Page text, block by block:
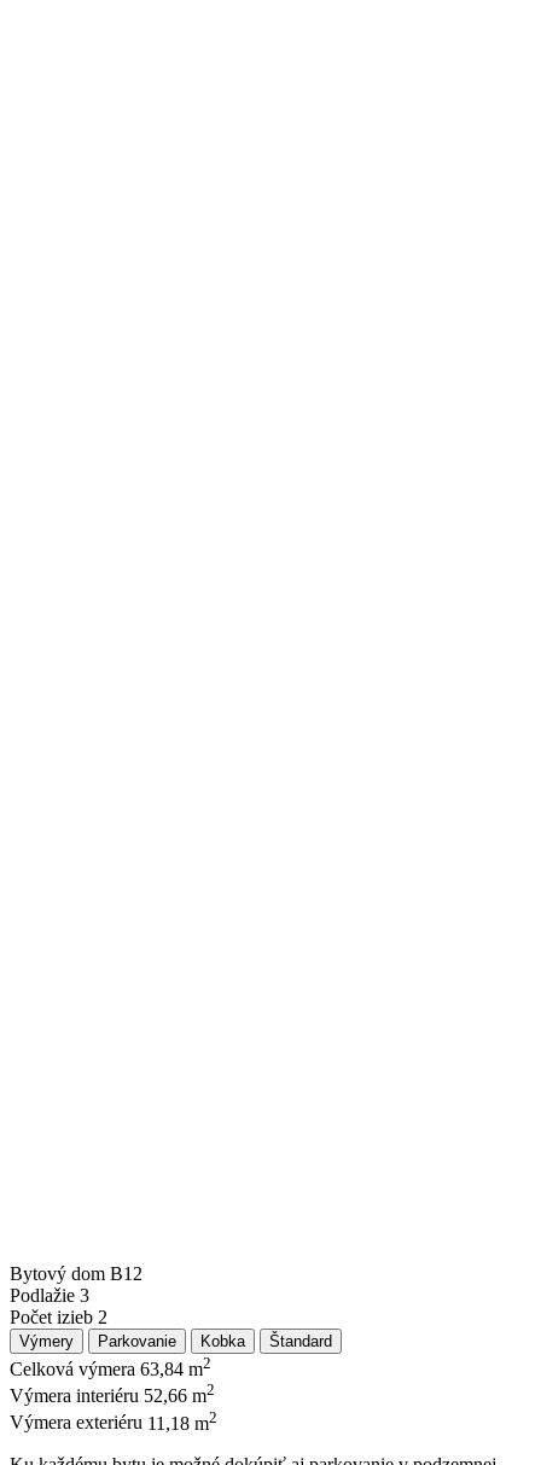
Bytový dom B12
Podlažie 3
Počet izieb 2
Výmery Parkovanie Kobka Štandard
Celková výmera 63,84 m2
Výmera interiéru 52,66 m2
Výmera exteriéru 11,18 m2